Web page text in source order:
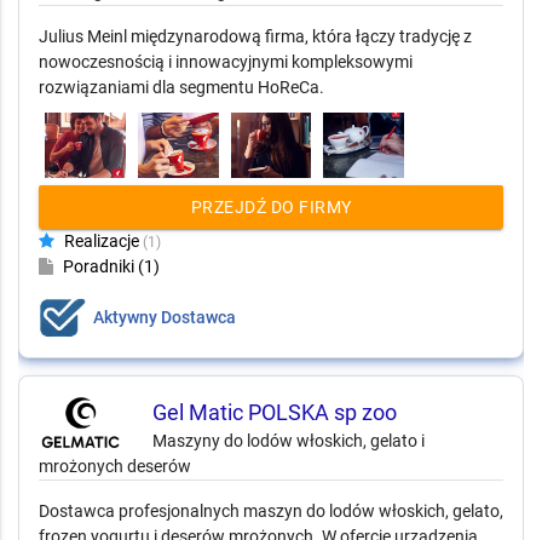
Julius Meinl międzynarodową firma, która łączy tradycję z
nowoczesnością i innowacyjnymi kompleksowymi
rozwiązaniami dla segmentu HoReCa.
PRZEJDŹ DO FIRMY
Realizacje (1)
Poradniki (1)
Aktywny Dostawca
Gel Matic POLSKA sp zoo
Maszyny do lodów włoskich, gelato i
mrożonych deserów
Dostawca profesjonalnych maszyn do lodów włoskich, gelato,